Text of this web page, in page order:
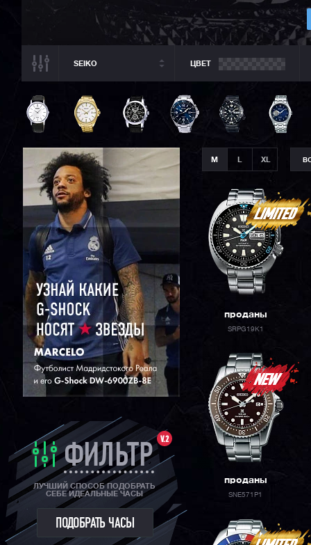
SEIKO
SEIKO
ВСЕ CASIO
CASIO G-SHOCK
CASIO BABY-G
CASIO PRO TREK
CASIO EDIFICE
CITIZEN
ORIENT
ЦВЕТ
V.2
ФИЛЬТР
ЛУЧШИЙ СПОСОБ ПОДОБРАТЬ
СЕБЕ ИДЕАЛЬНЫЕ ЧАСЫ
ПОДОБРАТЬ ЧАСЫ
M XL
проданы
SRPG19K1
проданы
SNE571P1